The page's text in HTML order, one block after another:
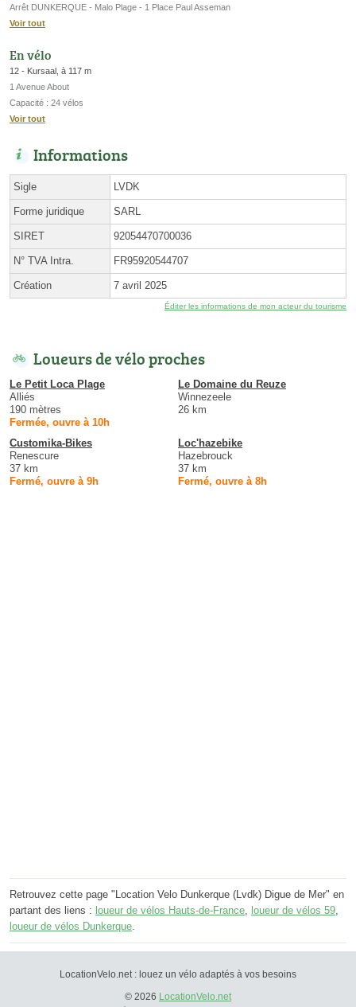
Arrêt DUNKERQUE - Malo Plage - 1 Place Paul Asseman
Voir tout
En vélo
12 - Kursaal, à 117 m
1 Avenue About
Capacité : 24 vélos
Voir tout
Informations
Sigle LVDK
Forme juridique SARL
SIRET 92054470700036
N° TVA Intra. FR95920544707
Création 7 avril 2025
Éditer les informations de mon acteur du tourisme
Loueurs de vélo proches
Le Petit Loca Plage
Alliés
190 mètres
Fermée, ouvre à 10h
Le Domaine du Reuze
Winnezeele
26 km
Customika-Bikes
Renescure
37 km
Fermé, ouvre à 9h
Loc'hazebike
Hazebrouck
37 km
Fermé, ouvre à 8h
Retrouvez cette page "Location Velo Dunkerque (Lvdk) Digue de Mer" en
partant des liens : loueur de vélos Hauts-de-France loueur de vélos 59
loueur de vélos Dunkerque
LocationVelo.net : louez un vélo adaptés à vos besoins
© 2026 LocationVelo.net